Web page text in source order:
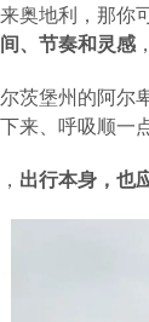
奥地利，那你
、节奏和灵感
茨堡州的阿尔
来、呼吸顺一点
出行本身，也